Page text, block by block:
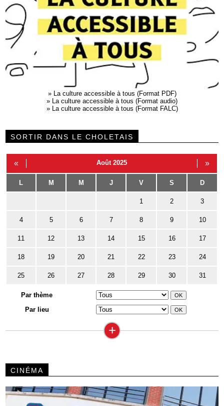
» La culture accessible à tous (Format PDF)
» La culture accessible à tous (Format audio)
» La culture accessible à tous (Format FALC)
SORTIR DANS LE CHOLETAIS
« Août 2025 »
L M M J V S D
1 2 3
4 5 6 7 8 9 10
11 12 13 14 15 16 17
18 19 20 21 22 23 24
25 26 27 28 29 30 31
Par thème
Par lieu
+
CINÉMA